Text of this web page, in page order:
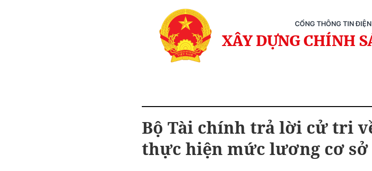
CỔNG THÔNG TIN
XÂY DỰNG CHÍNH
Bộ Tài chính trả lời cử tri
thực hiện mức lương cơ